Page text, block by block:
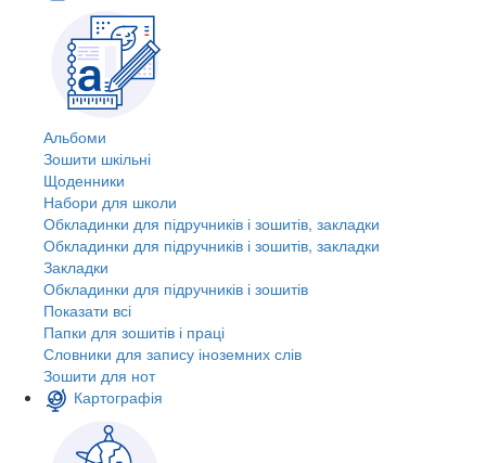
Альбоми
Зошити шкільні
Щоденники
Набори для школи
Обкладинки для підручників і зошитів, закладки
Обкладинки для підручників і зошитів, закладки
Закладки
Обкладинки для підручників і зошитів
Показати всі
Папки для зошитів і праці
Словники для запису іноземних слів
Зошити для нот
Картографія